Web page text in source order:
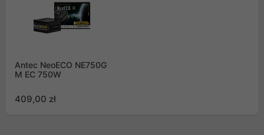
Antec NeoECO NE750G
M EC 750W
409,00 zł